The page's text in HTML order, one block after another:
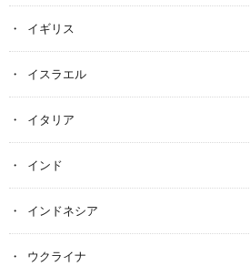
イギリス
イスラエル
イタリア
インド
インドネシア
ウクライナ